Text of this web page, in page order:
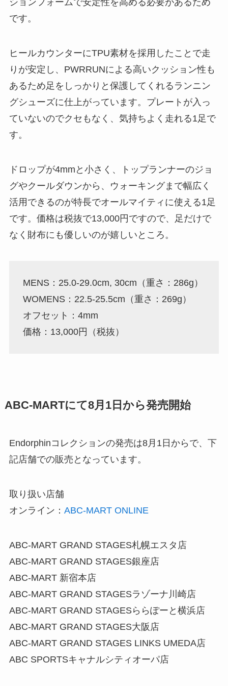
です。
ヒールカウンターにTPU素材を採用したことで走
りが安定し、PWRRUNによる高いクッション性も
あるため足をしっかりと保護してくれるランニン
グシューズに仕上がっています。プレートが入っ
ていないのでクセもなく、気持ちよく走れる1足で
す。
ドロップが4mmと小さく、トップランナーのジョ
グやクールダウンから、ウォーキングまで幅広く
活用できるのが特長でオールマイティに使える1足
です。価格は税抜で13,000円ですので、足だけで
なく財布にも優しいのが嬉しいところ。
MENS：25.0-29.0cm, 30cm（重さ：286g）
WOMENS：22.5-25.5cm（重さ：269g）
オフセット：4mm
価格：13,000円（税抜）
ABC-MARTにて8月1日から発売開始
Endorphinコレクションの発売は8月1日からで、下
記店舗での販売となっています。
取り扱い店舗
オンライン： ABC-MART ONLINE
ABC-MART GRAND STAGES札幌エスタ店
ABC-MART GRAND STAGES銀座店
ABC-MART 新宿本店
ABC-MART GRAND STAGESラゾーナ川崎店
ABC-MART GRAND STAGESららぽーと横浜店
ABC-MART GRAND STAGES大阪店
ABC-MART GRAND STAGES LINKS UMEDA店
ABC SPORTSキャナルシティオーパ店